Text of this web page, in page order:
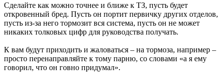
Сделайте как можно точнее и ближе к ТЗ, пусть будет
откровенный бред. Пусть он портит первичку других отделов,
пусть из-за него тормозит вся система, пусть он не может
никаких толковых цифр для руководства получать.
К вам будут приходить и жаловаться – на тормоза, например –
просто перенаправляйте к тому парню, со словами «а я ему
говорил, что он говно придумал».